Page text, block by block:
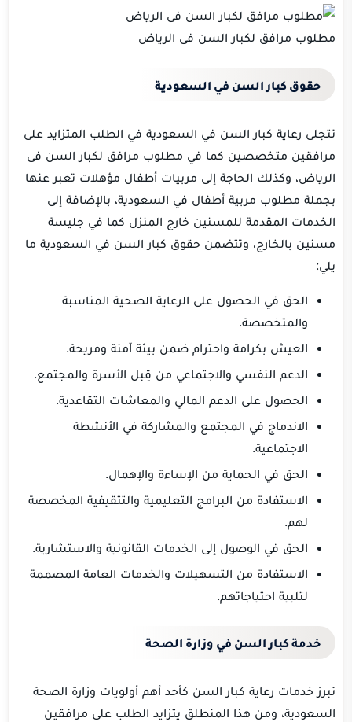
مطلوب مرافق لكبار السن فى الرياض
حقوق كبار السن في السعودية
تتجلى رعاية كبار السن في السعودية في الطلب المتزايد على
مرافقين متخصصين كما في مطلوب مرافق لكبار السن فى
الرياض، وكذلك الحاجة إلى مربيات أطفال مؤهلات تعبر عنها
بجملة مطلوب مربية أطفال في السعودية، بالإضافة إلى
الخدمات المقدمة للمسنين خارج المنزل كما في جليسة
مسنين بالخارج، وتتضمن حقوق كبار السن في السعودية ما
يلي:
الحق في الحصول على الرعاية الصحية المناسبة
والمتخصصة.
العيش بكرامة واحترام ضمن بيئة آمنة ومريحة.
الدعم النفسي والاجتماعي من قِبل الأسرة والمجتمع.
الحصول على الدعم المالي والمعاشات التقاعدية.
الاندماج في المجتمع والمشاركة في الأنشطة
الاجتماعية.
الحق في الحماية من الإساءة والإهمال.
الاستفادة من البرامج التعليمية والتثقيفية المخصصة
لهم.
الحق في الوصول إلى الخدمات القانونية والاستشارية.
الاستفادة من التسهيلات والخدمات العامة المصممة
لتلبية احتياجاتهم.
خدمة كبار السن في وزارة الصحة
تبرز خدمات رعاية كبار السن كأحد أهم أولويات وزارة الصحة
السعودية، ومن هذا المنطلق يتزايد الطلب على مرافقين